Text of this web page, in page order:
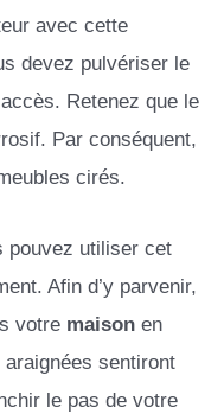
avec cette
devez pulvériser le
Retenez que le
Par conséquent,
cirés.
pouvez utiliser cet
Afin d’y parvenir,
votre maison en
sentiront
le pas de votre